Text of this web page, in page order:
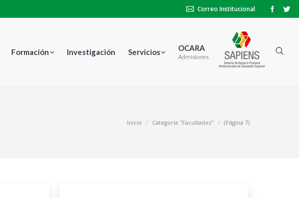
Correo Institucional
Formación Investigación Servicios OCARA
Admisiones
Inicio Categoría "Facultades" (Página 7)